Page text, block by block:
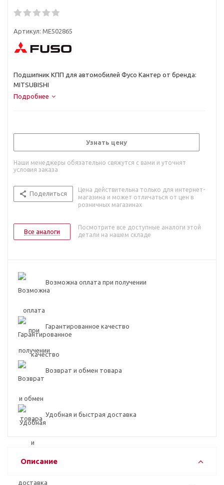
Артикул: ME502865
Подшипник КПП для автомобилей Фусо Кантер от бренда:
MITSUBISHI
Подробнее
Узнать цену
Наши менеджеры обязательно свяжутся с вами и уточнят
условия заказа
Поделиться
Цена действительна только для интернет-
магазина и может отличаться от цен в
розничных магазинах
Все аналоги
Посмотрите все доступные аналоги этой
детали на нашем складе
Возможна оплата при получении
Гарантированное качество
Возврат и обмен товара
Удобная и быстрая доставка
Описание